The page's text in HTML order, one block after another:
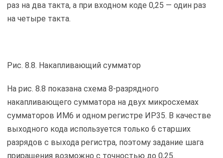
раз на два такта, а при входном коде 0,25 — один раз
на четыре такта.
Рис. 8.8. Накапливающий сумматор
На рис. 8.8 показана схема 8-разрядного
накапливающего сумматора на двух микросхемах
сумматоров ИМ6 и одном регистре ИР35. В качестве
выходного кода используется только 6 старших
разрядов с выхода регистра, поэтому задание шага
приращения возможно с точностью до 0,25.